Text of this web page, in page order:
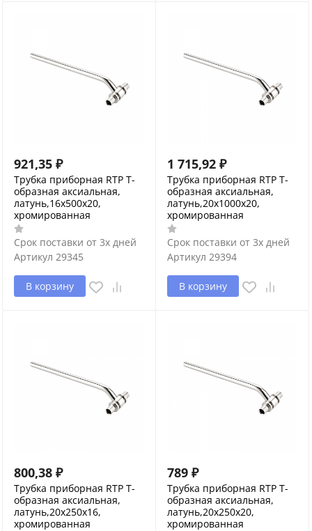
921,35 ₽
Трубка приборная RTP Т-
образная аксиальная,
латунь,16х500х20,
хромированная
Срок поставки от 3х дней
Артикул 29345
В корзину
1 715,92 ₽
Трубка приборная RTP Т-
образная аксиальная,
латунь,20х1000х20,
хромированная
Срок поставки от 3х дней
Артикул 29394
В корзину
800,38 ₽
Трубка приборная RTP Т-
образная аксиальная,
латунь,20х250х16,
хромированная
789 ₽
Трубка приборная RTP Т-
образная аксиальная,
латунь,20х250х20,
хромированная